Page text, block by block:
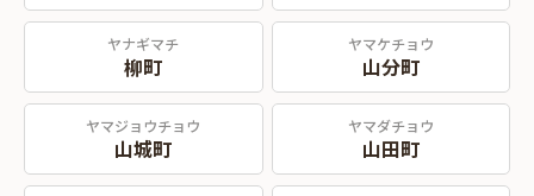
ヤナギマチ
柳町
ヤマケチョウ
山分町
ヤマジョウチョウ
山城町
ヤマダチョウ
山田町